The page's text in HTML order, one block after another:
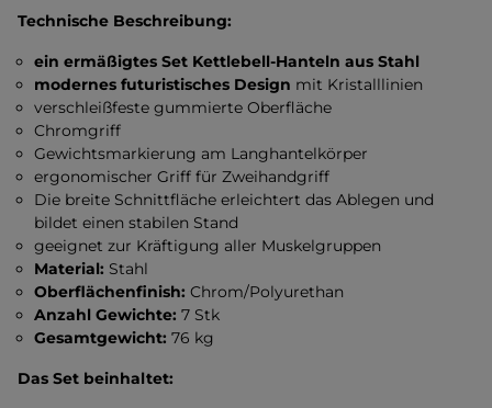
Technische Beschreibung:
ein ermäßigtes Set Kettlebell-Hanteln aus Stahl
modernes futuristisches Design mit Kristalllinien
verschleißfeste gummierte Oberfläche
Chromgriff
Gewichtsmarkierung am Langhantelkörper
ergonomischer Griff für Zweihandgriff
Die breite Schnittfläche erleichtert das Ablegen und
bildet einen stabilen Stand
geeignet zur Kräftigung aller Muskelgruppen
Material: Stahl
Oberflächenfinish: Chrom/Polyurethan
Anzahl Gewichte: 7 Stk
Gesamtgewicht: 76 kg
Das Set beinhaltet: